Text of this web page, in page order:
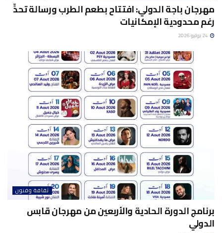
مهرجان باجة الدولي: افتتاح بطعم الطرب ورسالة تحدٍّ
رغم محدودية الإمكانيات
ثقافة وفنون
برنامج الدورة الحادية والأربعين من مهرجان قابس
الدولي